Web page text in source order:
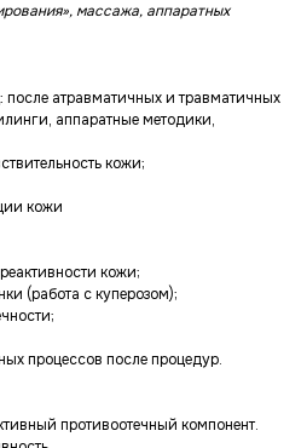
массажа, аппаратных
атравматичных и травматичных
аппаратные методики,
кожи;
кожи
кожи;
(работа с куперозом);
процессов после процедур.
противоотечный компонент.